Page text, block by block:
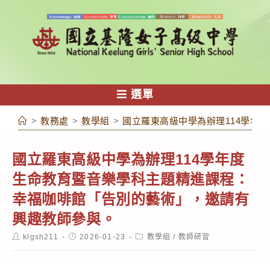
容
選單
> 教務處 > 教學組 > 國立羅東高級中學為辦理114學年
國立羅東高級中學為辦理114學年度
生命教育暨音樂學科主題精進課程：
幸福咖啡館「告別的藝術」，邀請有
興趣教師參與。
Postklgsh211
Post2026-01-23
Post教學組 / 教師研習